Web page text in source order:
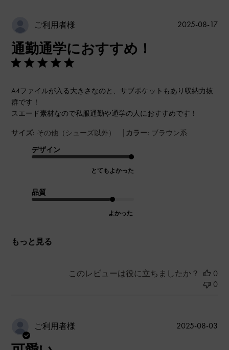
ご利用者様
通勤通学におすすめ！
A4ファイルが入る大きさなのと、サブポケットもあり収納力抜
群です！
スエード素材なので私服通勤や通学の人におすすめです！
サイズ: その他（シューズ以外） | カラー: ブラウン系
デザイン
とてもよかった
品質
よかった
もっと見る
公
2025-08-17
このレビューは役に立ちましたか？
0
0
ご利用者様
公
2025-08-03